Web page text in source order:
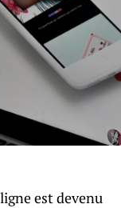
est devenu